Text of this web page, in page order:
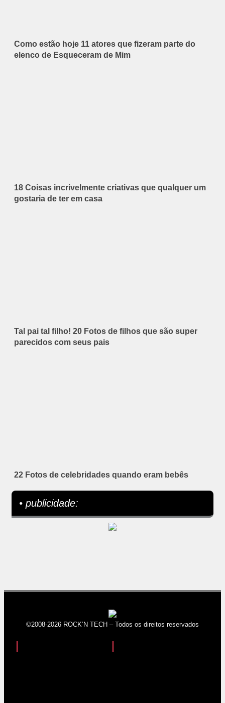
Como estão hoje 11 atores que fizeram parte do
elenco de Esqueceram de Mim
18 Coisas incrivelmente criativas que qualquer um
gostaria de ter em casa
Tal pai tal filho! 20 Fotos de filhos que são super
parecidos com seus pais
22 Fotos de celebridades quando eram bebês
• publicidade:
©2008-2026 ROCK’N TECH – Todos os direitos reservados